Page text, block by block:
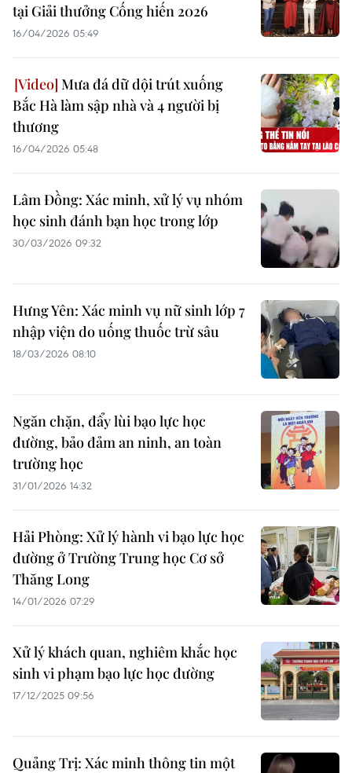
tại Giải thưởng Cống hiến 2026
16/04/2026 05:49
Mưa đá dữ dội trút xuống
Bắc Hà làm sập nhà và 4 người bị
thương
16/04/2026 05:48
Lâm Đồng: Xác minh, xử lý vụ nhóm
học sinh đánh bạn học trong lớp
30/03/2026 09:32
Hưng Yên: Xác minh vụ nữ sinh lớp 7
nhập viện do uống thuốc trừ sâu
18/03/2026 08:10
Ngăn chặn, đẩy lùi bạo lực học
đường, bảo đảm an ninh, an toàn
trường học
31/01/2026 14:32
Hải Phòng: Xử lý hành vi bạo lực học
đường ở Trường Trung học Cơ sở
Thăng Long
14/01/2026 07:29
Xử lý khách quan, nghiêm khắc học
sinh vi phạm bạo lực học đường
17/12/2025 09:56
Quảng Trị: Xác minh thông tin một